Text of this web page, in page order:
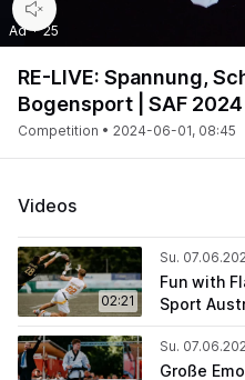
Ad · 25
00:05
RE-LIVE: Spannung,
Bogensport | SAF 2024
Competition • 2024-06-01, 08:45
Videos
02:21
Su.
Fun with
Sport
Su.
Große